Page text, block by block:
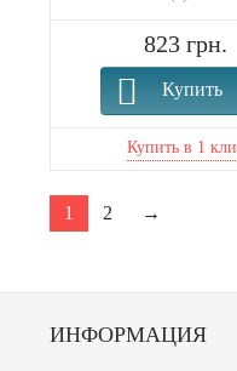
823 грн.
Купить
1 2 →
ИНФОРМАЦИЯ